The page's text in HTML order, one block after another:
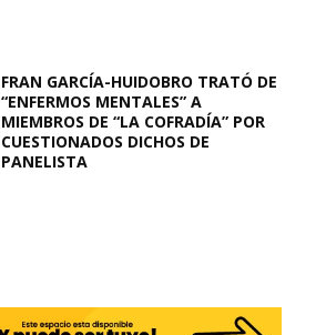
FRAN GARCÍA-HUIDOBRO TRATÓ DE
“ENFERMOS MENTALES” A
MIEMBROS DE “LA COFRADÍA” POR
CUESTIONADOS DICHOS DE
PANELISTA